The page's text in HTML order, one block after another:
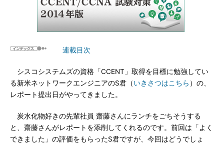
連載目次
シスコシステムズの資格「CCENT」取得を目標に勉強してい
る新米ネットワークエンジニアのS君（いきさつはこちら ）の、
レポート提出日がやってきました。
炭水化物好きの先輩社員 齋藤さんにランチをごちそうする
と、齋藤さんがレポートを添削してくれるのです。前回は「よく
できました」の評価をもらったS君ですが、今回はどうでしょ